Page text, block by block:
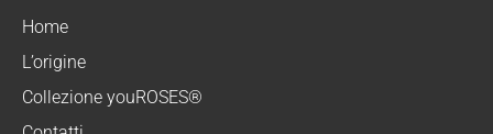
Home
L’origine
Collezione youROSES®